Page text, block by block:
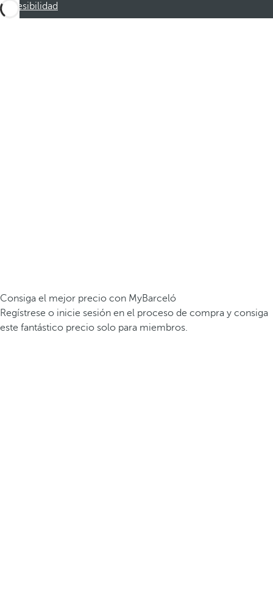
Accesibilidad
Consiga el mejor precio con MyBarceló
Regístrese o inicie sesión en el proceso de compra y consiga
este fantástico precio solo para miembros.